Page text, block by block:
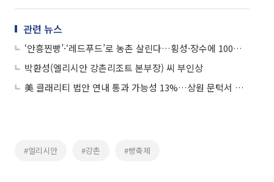
관련 뉴스
‘안흥찐빵’·‘레드푸드’로 농촌 살린다…횡성·장수에 100억 투입
박환성(엘리시안 강촌리조트 본부장) 씨 부인상
美 클래리티 법안 연내 통과 가능성 13%…상원 문턱서 제동
#엘리시안 #강촌 #빵축제